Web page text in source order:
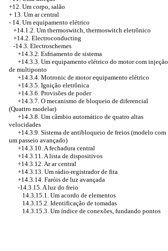
+12. Um corpo, salão
+ 13. Um ar central
- 14. Um equipamento elétrico
+14.1.2. Um thermoswitch, thermoswitch eletrônico
+14.2. Electroconducting
-14.3. Electroschemes
+14.3.2. Esfriamento de sistema
+14.3.3. Um equipamento elétrico do motor com injeção
de multiponto
+14.3.4. Motronic de motor equipamento elétrico
+14.3.5. Ignição eletrônica
+14.3.6. Provisões de poder
+14.3.7. O mecanismo de bloqueio de diferencial
(Quattro modelar)
+14.3.8. Um câmbio automático de quatro altas
velocidades
+14.3.9. Sistema de antibloqueio de freios (modelo com
um passeio avançado)
+14.3.10. A fechadura central
+14.3.11. A lista de dispositivos
+14.3.12. Ar ar central
+14.3.13. Um rádio-registrador de fita
+14.3.14. Faróis de luz avançada
-14.3.15. A luz do freio
14.3.15.1. Um acordo de elementos
14.3.15.2. Identificação de tomadas
14.3.15.3. Um índice de conexões, fundando pontos